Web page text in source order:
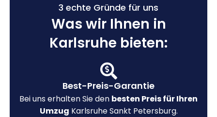
3 echte Gründe für uns
Was wir Ihnen in
Karlsruhe bieten:
Best-Preis-Garantie
Bei uns erhalten Sie den besten Preis für Ihren
Umzug Karlsruhe Sankt Petersburg.